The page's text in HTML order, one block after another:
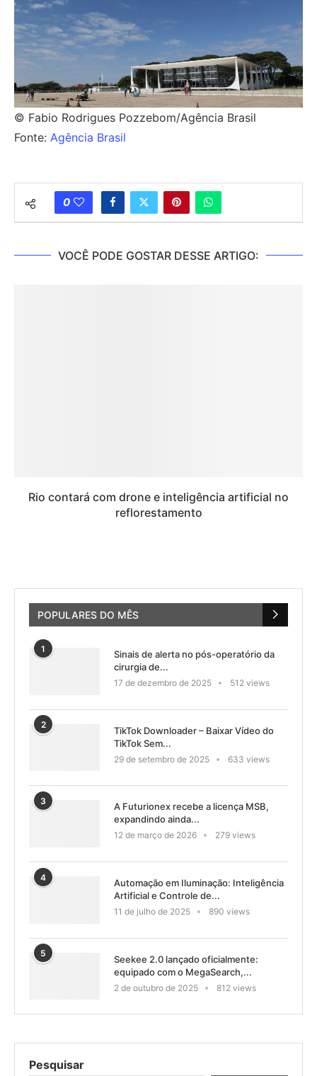
© Fabio Rodrigues Pozzebom/Agência Brasil
Fonte: Agência Brasil
0
VOCÊ PODE GOSTAR DESSE ARTIGO:
Rio contará com drone e inteligência artificial no
reflorestamento
POPULARES DO MÊS
1
Sinais de alerta no pós-operatório da
cirurgia de...
17 de dezembro de 2025 512 views
2
TikTok Downloader – Baixar Vídeo do
TikTok Sem...
29 de setembro de 2025 633 views
3
A Futurionex recebe a licença MSB,
expandindo ainda...
12 de março de 2026 279 views
4
Automação em Iluminação: Inteligência
Artificial e Controle de...
11 de julho de 2025 890 views
5
Seekee 2.0 lançado oficialmente:
equipado com o MegaSearch,...
2 de outubro de 2025 812 views
Pesquisar